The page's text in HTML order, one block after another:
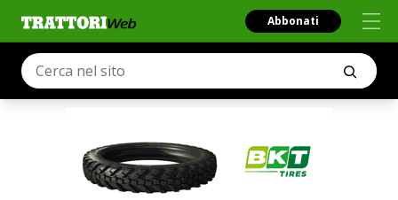
Abbonati